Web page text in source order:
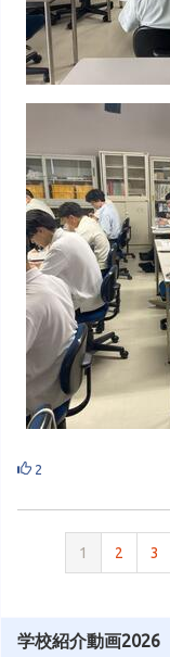
2
1 2 3
学校紹介動画2026